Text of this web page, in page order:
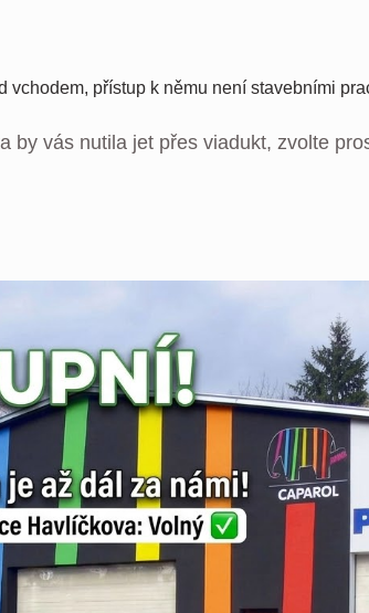
přístup k němu není stavebními
by vás nutila jet přes viadukt, zvolte